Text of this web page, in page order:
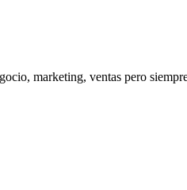
marketing, ventas pero